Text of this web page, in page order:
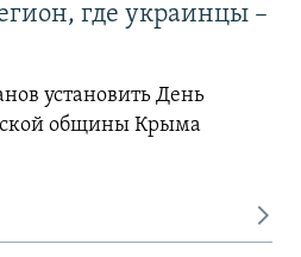
где украинцы –
установить День
общины Крыма